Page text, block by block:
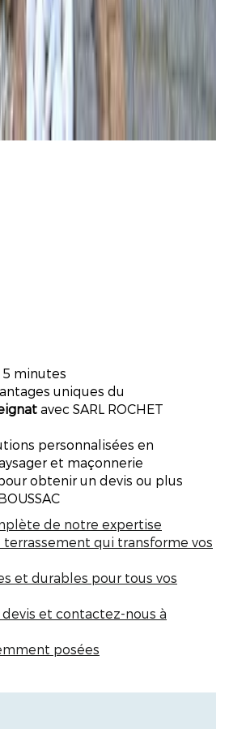
minutes
uniques du
avec SARL ROCHET
personnalisées en
et maçonnerie
obtenir un devis ou plus
de notre expertise
terrassement qui transforme vos
et durables pour tous vos
et contactez-nous à
posées